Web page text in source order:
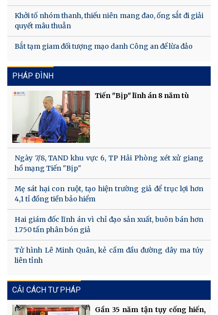
Khởi tố nhóm thanh, thiếu niên mang đao, ống sắt đi giải
quyết mâu thuẫn
Bắt tạm giam đối tượng mạo danh Công an để lừa đảo
PHÁP ĐÌNH
Tiến "Bịp" lĩnh án 8 năm tù
Ngày 7/8, TAND khu vực 6, TP Hải Phòng xét xử giang
hồ mạng Tiến "Bịp"
Mẹ sát hại con ruột, tạo hiện trường giả để trục lợi hơn
4,1 tỉ đồng tiền bảo hiểm
Hai giám đốc lĩnh án vì chỉ đạo sản xuất, buôn bán hơn
1.750 tấn phân bón giả
Tử hình Lê Minh Quân, kẻ cầm đầu đường dây ma túy
liên tỉnh
CẢI CÁCH TƯ PHÁP
Gần 35 năm tận tụy cống hiến,